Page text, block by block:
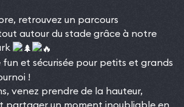
retrouvez un parcours
autour du stade grâce à notre
et sécurisée pour petits et grands
!
venez prendre de la hauteur,
partager un moment inoubliable en